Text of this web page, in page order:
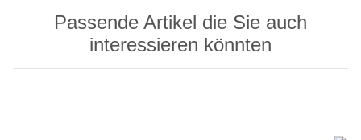
Passende Artikel die Sie auch
interessieren könnten